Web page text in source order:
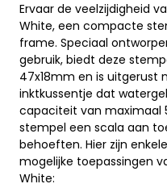
Ervaar de veelzijdigheid
White, een compacte
frame. Speciaal
gebruik, biedt deze
47x18mm en is uitgerust
inktkussentje dat
capaciteit van maximaal
stempel een scala aan
behoeften. Hier zijn
mogelijke toepassingen
White: